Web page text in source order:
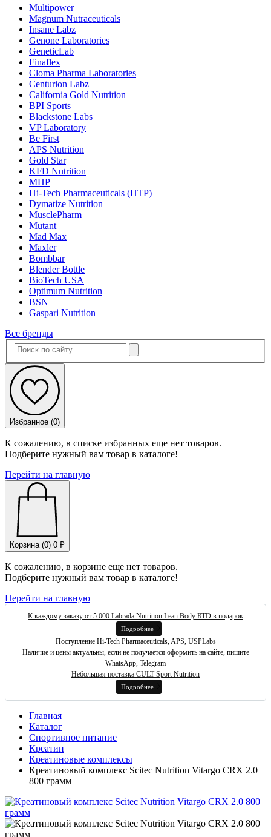
Multipower
Magnum Nutraceuticals
Insane Labz
Genone Laboratories
GeneticLab
Finaflex
Cloma Pharma Laboratories
Centurion Labz
California Gold Nutrition
BPI Sports
Blackstone Labs
VP Laboratory
Be First
APS Nutrition
Gold Star
KFD Nutrition
MHP
Hi-Tech Pharmaceuticals (HTP)
Dymatize Nutrition
MusclePharm
Mutant
Mad Max
Maxler
Bombbar
Blender Bottle
BioTech USA
Optimum Nutrition
BSN
Gaspari Nutrition
Все бренды
Избранное (0)
К сожалению, в списке избранных еще нет товаров.
Подберите нужный вам товар в каталоге!
Перейти на главную
Корзина (0) 0 ₽
К сожалению, в корзине еще нет товаров.
Подберите нужный вам товар в каталоге!
Перейти на главную
К каждому заказу от 5.000 Labrada Nutrition Lean Body RTD в подарок
Подробнее
Поступление Hi-Tech Pharmaceuticals, APS, USPLabs
Наличие и цены актуальны, если не получается оформить на сайте, пишите
WhatsApp, Telegram
Небольшая поставка CULT Sport Nutrition
Подробнее
Главная
Каталог
Спортивное питание
Креатин
Креатиновые комплексы
Креатиновый комплекс Scitec Nutrition Vitargo CRX 2.0
800 грамм